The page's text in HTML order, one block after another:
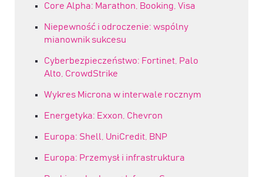
Core Alpha: Marathon, Booking, Visa
Niepewność i odroczenie: wspólny
mianownik sukcesu
Cyberbezpieczeństwo: Fortinet, Palo
Alto, CrowdStrike
Wykres Microna w interwale rocznym
Energetyka: Exxon, Chevron
Europa: Shell, UniCredit, BNP
Europa: Przemysł i infrastruktura